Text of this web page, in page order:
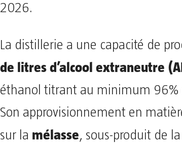
2026.
La distillerie a une capacité de
de litres d’alcool extraneutre
éthanol titrant au minimum 96%
Son approvisionnement en
sur la mélasse, sous-produit de